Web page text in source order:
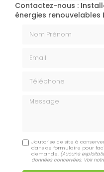
Contactez-nous :
énergies renouvelables
Message
J'autorise ce site à
dans ce formulaire pour
demande. (Aucune
données concervées. Voir